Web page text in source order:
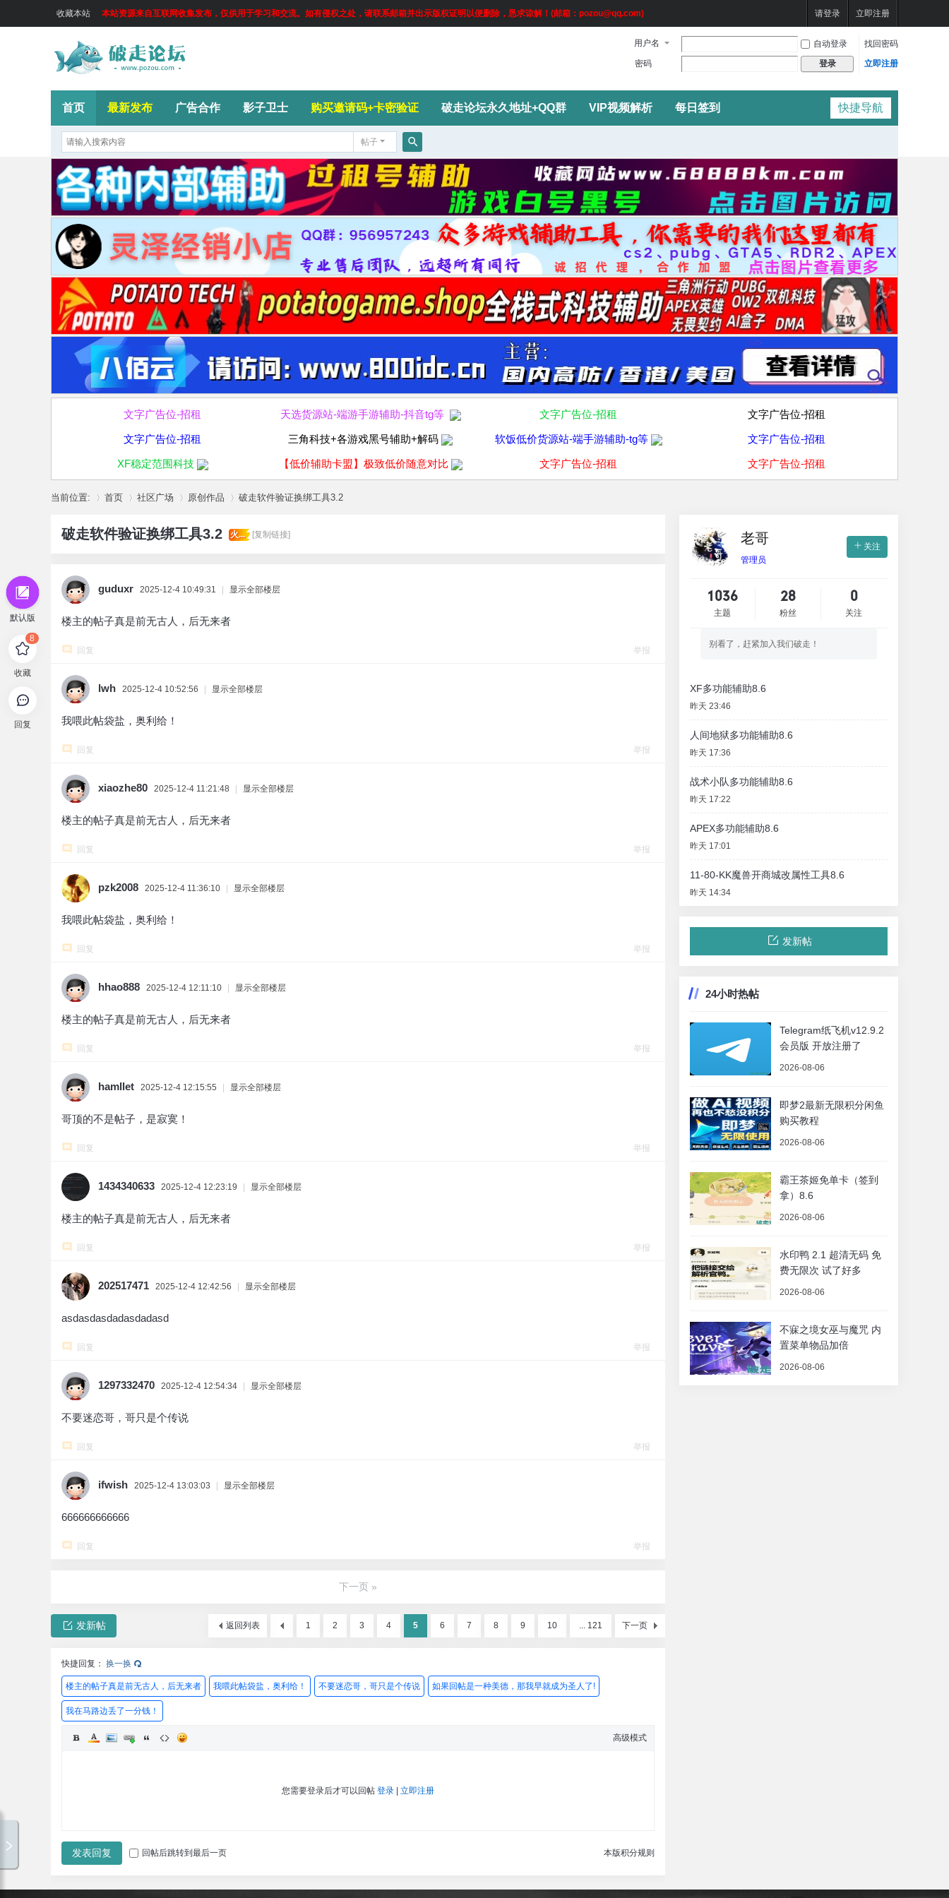
收藏本站 本站资源来自互联网收集发布，仅供用于学习和交流。如有侵权之处，请联系邮箱并出示版权证明以便删除，恳求谅解！(邮箱：pozou@qq.com) 请登录 立即注册
用户名 自动登录
找回密码
密码
登录 立即注册
快捷导航
首页 最新发布 广告合作 影子卫士 购买邀请码+卡密验证 破走论坛永久地址+QQ群 VIP视频解析 每日签到
帖子
搜
索
文字广告位-招租 天选货源站-端游手游辅助-抖音tg等 文字广告位-招租 文字广告位-招租
文字广告位-招租 三角科技+各游戏黑号辅助+解码 软饭低价货源站-端手游辅助-tg等 文字广告位-招租
XF稳定范围科技 【低价辅助卡盟】极致低价随意对比 文字广告位-招租 文字广告位-招租
当前位置: 首页 社区广场 原创作品 破走软件验证换绑工具3.2
默认版
收藏
8
回复
破走软件验证换绑工具3.2 火... [复制链接]
guduxr 2025-12-4 10:49:31 显示全部楼层
楼主的帖子真是前无古人，后无来者
回复 举报
lwh 2025-12-4 10:52:56 显示全部楼层
我喂此帖袋盐，奥利给！
回复 举报
xiaozhe80 2025-12-4 11:21:48 显示全部楼层
楼主的帖子真是前无古人，后无来者
回复 举报
pzk2008 2025-12-4 11:36:10 显示全部楼层
我喂此帖袋盐，奥利给！
回复 举报
hhao888 2025-12-4 12:11:10 显示全部楼层
楼主的帖子真是前无古人，后无来者
回复 举报
hamllet 2025-12-4 12:15:55 显示全部楼层
哥顶的不是帖子，是寂寞！
回复 举报
1434340633 2025-12-4 12:23:19 显示全部楼层
楼主的帖子真是前无古人，后无来者
回复 举报
202517471 2025-12-4 12:42:56 显示全部楼层
asdasdasdadasdadasd
回复 举报
1297332470 2025-12-4 12:54:34 显示全部楼层
不要迷恋哥，哥只是个传说
回复 举报
ifwish 2025-12-4 13:03:03 显示全部楼层
666666666666
回复 举报
下一页 »
1 2 3 4 5 6 7 8 9 10 ... 121 下一页
返回列表
发新帖
快捷回复： 换一换
楼主的帖子真是前无古人，后无来者 我喂此帖袋盐，奥利给！ 不要迷恋哥，哥只是个传说 如果回帖是一种美德，那我早就成为圣人了!
我在马路边丢了一分钱！
高级模式
您需要登录后才可以回帖 登录 立即注册
本版积分规则
发表回复 回帖后跳转到最后一页
老哥
管理员
关注
1036
主题
28
粉丝
0
关注
别看了，赶紧加入我们破走！
XF多功能辅助8.6
昨天 23:46
人间地狱多功能辅助8.6
昨天 17:36
战术小队多功能辅助8.6
昨天 17:22
APEX多功能辅助8.6
昨天 17:01
11-80-KK魔兽开商城改属性工具8.6
昨天 14:34
发新帖
24小时热帖
Telegram纸飞机v12.9.2
会员版 开放注册了
2026-08-06
即梦2最新无限积分闲鱼
购买教程
2026-08-06
霸王茶姬免单卡（签到
拿）8.6
2026-08-06
水印鸭 2.1 超清无码 免
费无限次 试了好多
2026-08-06
不寐之境女巫与魔咒 内
置菜单物品加倍
2026-08-06
专辑循环